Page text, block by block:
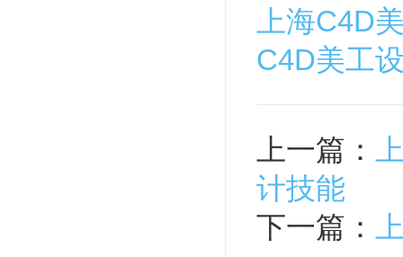
上海C4D
C4D美工
上一篇：
计技能
下一篇：